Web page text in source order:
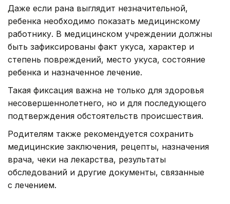
Даже если рана выглядит незначительной,
ребенка необходимо показать медицинскому
работнику. В медицинском учреждении должны
быть зафиксированы факт укуса, характер и
степень повреждений, место укуса, состояние
ребенка и назначенное лечение.
Такая фиксация важна не только для здоровья
несовершеннолетнего, но и для последующего
подтверждения обстоятельств происшествия.
Родителям также рекомендуется сохранить
медицинские заключения, рецепты, назначения
врача, чеки на лекарства, результаты
обследований и другие документы, связанные
с лечением.